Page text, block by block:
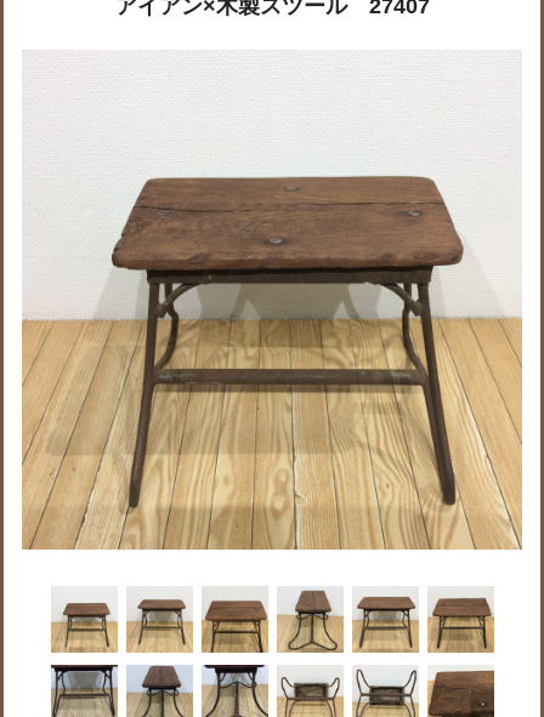
アイアン×木製スツール 27407